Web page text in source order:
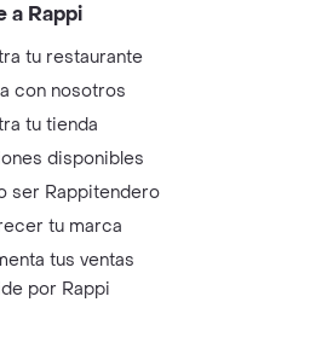
a Rappi
tu restaurante
con nosotros
tu tienda
disponibles
ser Rappitendero
tu marca
tus ventas
por Rappi